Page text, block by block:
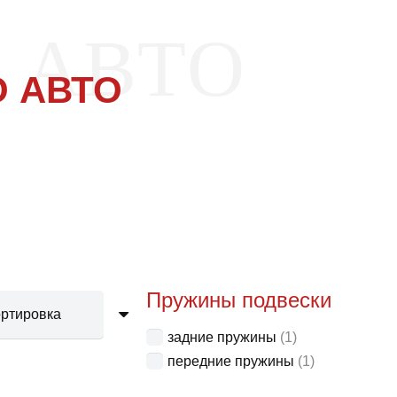
АВТО
Пружины подвески
задние пружины (1)
передние пружины (1)